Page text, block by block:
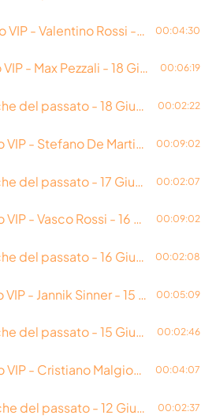
Buongiorno VIP - Valentino Rossi - 19 Giugno 2026 00:04:30
Buongiorno VIP - Max Pezzali - 18 Giugno 2026 00:06:19
Le classifiche del passato - 18 Giugno 2011 00:02:22
Buongiorno VIP - Stefano De Martino - 17 Giugno 2026 00:09:02
Le classifiche del passato - 17 Giugno 2000 00:02:07
Buongiorno VIP - Vasco Rossi - 16 Giugno 2026 00:09:02
Le classifiche del passato - 16 Giugno 1997 00:02:08
Buongiorno VIP - Jannik Sinner - 15 Giugno 2026 00:05:09
Le classifiche del passato - 15 Giugno 1985 00:02:46
Buongiorno VIP - Cristiano Malgioglio - 12 Giugno 2026 00:04:07
Le classifiche del passato - 12 Giugno 1983 00:02:37